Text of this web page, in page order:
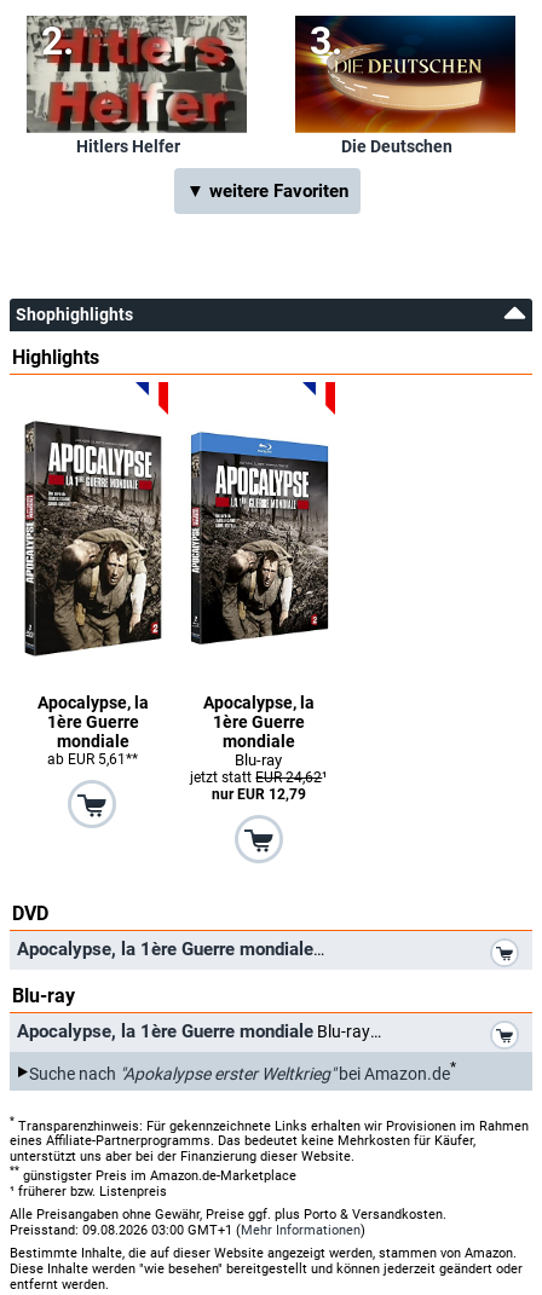
Hitlers Helfer Die Deutschen
▼ weitere Favoriten
Shophighlights
Highlights
Apocalypse, la
1ère Guerre
mondiale
ab EUR 5,61**
Apocalypse, la
1ère Guerre
mondiale
Blu-ray
jetzt stattEUR 24,62¹
nur EUR 12,79
DVD
Apocalypse, la 1ère Guerre mondiale
Blu-ray
Apocalypse, la 1ère Guerre mondiale Blu-ray
Suche nach "Apokalypse erster Weltkrieg"bei Amazon.de*
* Transparenzhinweis: Für gekennzeichnete Links erhalten wir Provisionen im Rahmen
eines Affiliate-Partnerprogramms. Das bedeutet keine Mehrkosten für Käufer,
unterstützt uns aber bei der Finanzierung dieser Website.
** günstigster Preis im Amazon.de-Marketplace
¹ früherer bzw. Listenpreis
Alle Preisangaben ohne Gewähr, Preise ggf. plus Porto & Versandkosten.
Preisstand: 09.08.2026 03:00 GMT+1 (Mehr Informationen)
Bestimmte Inhalte, die auf dieser Website angezeigt werden, stammen von Amazon.
Diese Inhalte werden "wie besehen" bereitgestellt und können jederzeit geändert oder
entfernt werden.